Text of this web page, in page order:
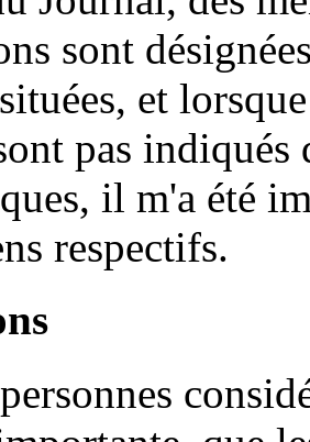
sont
et
pas indiqués
il m'a été
respectifs.